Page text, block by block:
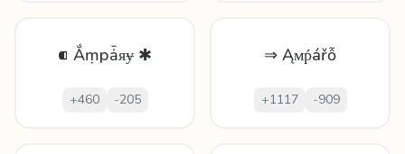
⁌ Ắṃрǡᴙɏ ✱
+460 -205
⇒ Ąᴍṕářỗ
+1117 -909